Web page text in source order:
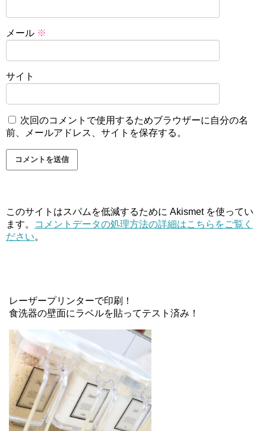
メール ※
サイト
次回のコメントで使用するためブラウザーに自分の名
前、メールアドレス、サイトを保存する。
このサイトはスパムを低減するために Akismet を使ってい
ます。
コメントデータの処理方法の詳細はこちらをご覧く
ださい。
レーザープリンターで印刷！
食洗器の壁面にラベルを貼ってテスト済み！